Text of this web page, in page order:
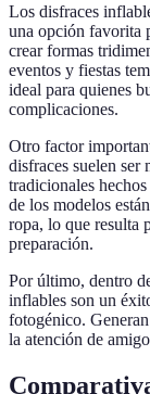
Los disfraces
una opción favorita
crear formas
eventos y fiestas
ideal para quienes
complicaciones.
Otro factor
disfraces suelen ser
tradicionales
de los modelos
ropa, lo que resulta
preparación.
Por último, dentro
inflables son un
fotogénico.
la atención de